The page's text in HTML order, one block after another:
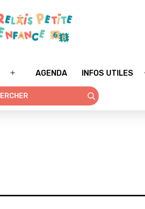
Ouvrir
le
menu
AGENDA INFOS UTILES